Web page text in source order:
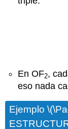
En OF2,
eso nada
Ejemplo